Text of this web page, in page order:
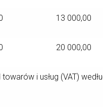
13 000,00
20 000,00
i usług (VAT)